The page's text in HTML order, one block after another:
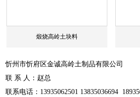
煅烧高岭土块料
忻州市忻府区金诚高岭土制品有限公司
联 系 人：赵总
联系电话：13935062501 13835036694